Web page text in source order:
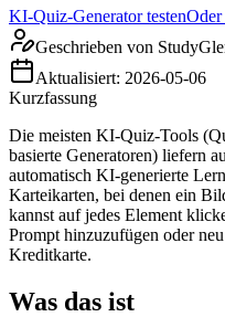
KI-Quiz-Generator testenOder
Geschrieben von
Aktualisiert: 2026-05-06
Kurzfassung
Die meisten KI-Quiz-Tools
basierte Generatoren) liefern
automatisch KI-generierte
Karteikarten, bei denen ein
kannst auf jedes Element
Prompt hinzuzufügen oder
Kreditkarte.
Was das ist